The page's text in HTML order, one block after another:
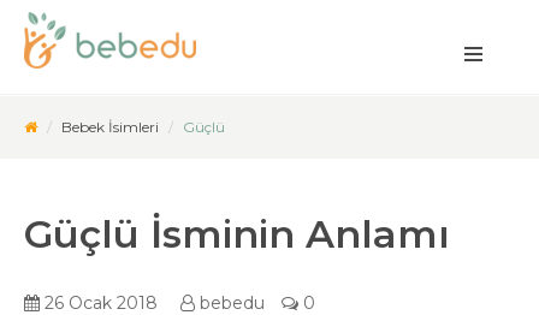
Bebek İsimleri Güçlü
Güçlü İsminin Anlamı
26 Ocak 2018 bebedu 0